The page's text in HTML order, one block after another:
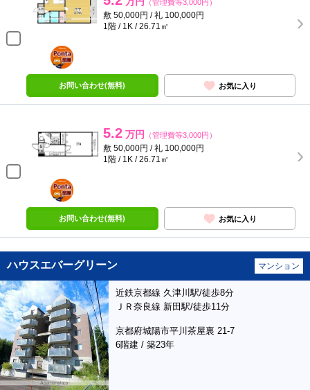
（管理費等3,000円）
敷 50,000円 / 礼 100,000円
1階 / 1K / 26.71㎡
ポンタ
部屋
お問い合わせ(無料) お気に入り
5.2 万円 （管理費等3,000円）
敷 50,000円 / 礼 100,000円
1階 / 1K / 26.71㎡
ポンタ
部屋
お問い合わせ(無料) お気に入り
ハウスエバーグリーン マンション
近鉄京都線 久津川駅/徒歩8分
ＪＲ奈良線 新田駅/徒歩11分
京都府城陽市平川茶屋裏 21-7
6階建 / 築23年